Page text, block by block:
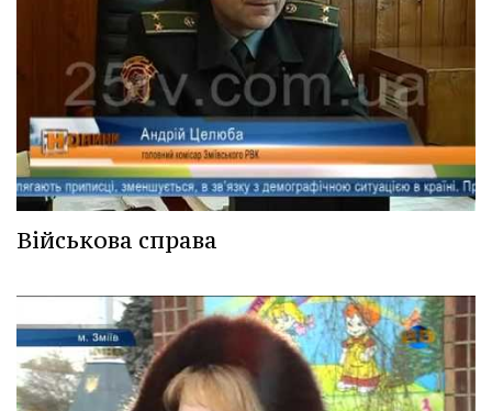
Військова справа